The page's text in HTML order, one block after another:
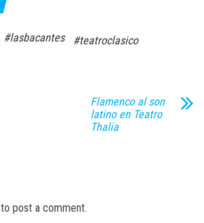
#lasbacantes
#teatroclasico
Flamenco al son
latino en Teatro
Thalia
to post a comment.